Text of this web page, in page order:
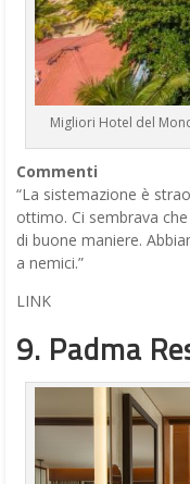
Migliori Hotel del
Commenti
“La sistemazione è
ottimo. Ci sembrava
di buone maniere.
a nemici.”
LINK
9. Padma